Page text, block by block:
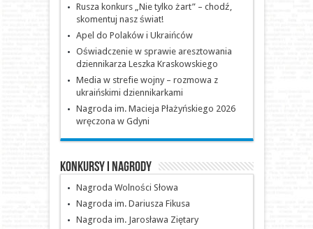
Rusza konkurs „Nie tylko żart” – chodź,
skomentuj nasz świat!
Apel do Polaków i Ukraińców
Oświadczenie w sprawie aresztowania
dziennikarza Leszka Kraskowskiego
Media w strefie wojny – rozmowa z
ukraińskimi dziennikarkami
Nagroda im. Macieja Płażyńskiego 2026
wręczona w Gdyni
Konkursy i nagrody
Nagroda Wolności Słowa
Nagroda im. Dariusza Fikusa
Nagroda im. Jarosława Ziętary